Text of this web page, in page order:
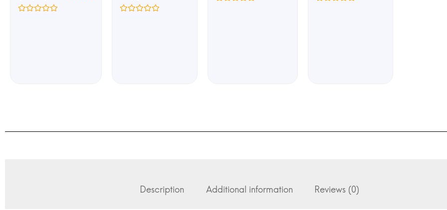
Description Additional information Reviews (0)